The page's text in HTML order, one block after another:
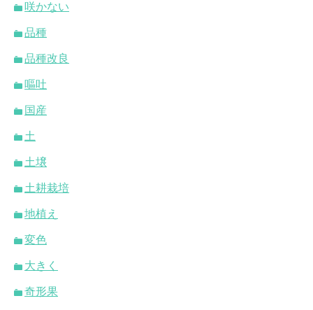
咲かない
品種
品種改良
嘔吐
国産
土
土壌
土耕栽培
地植え
変色
大きく
奇形果